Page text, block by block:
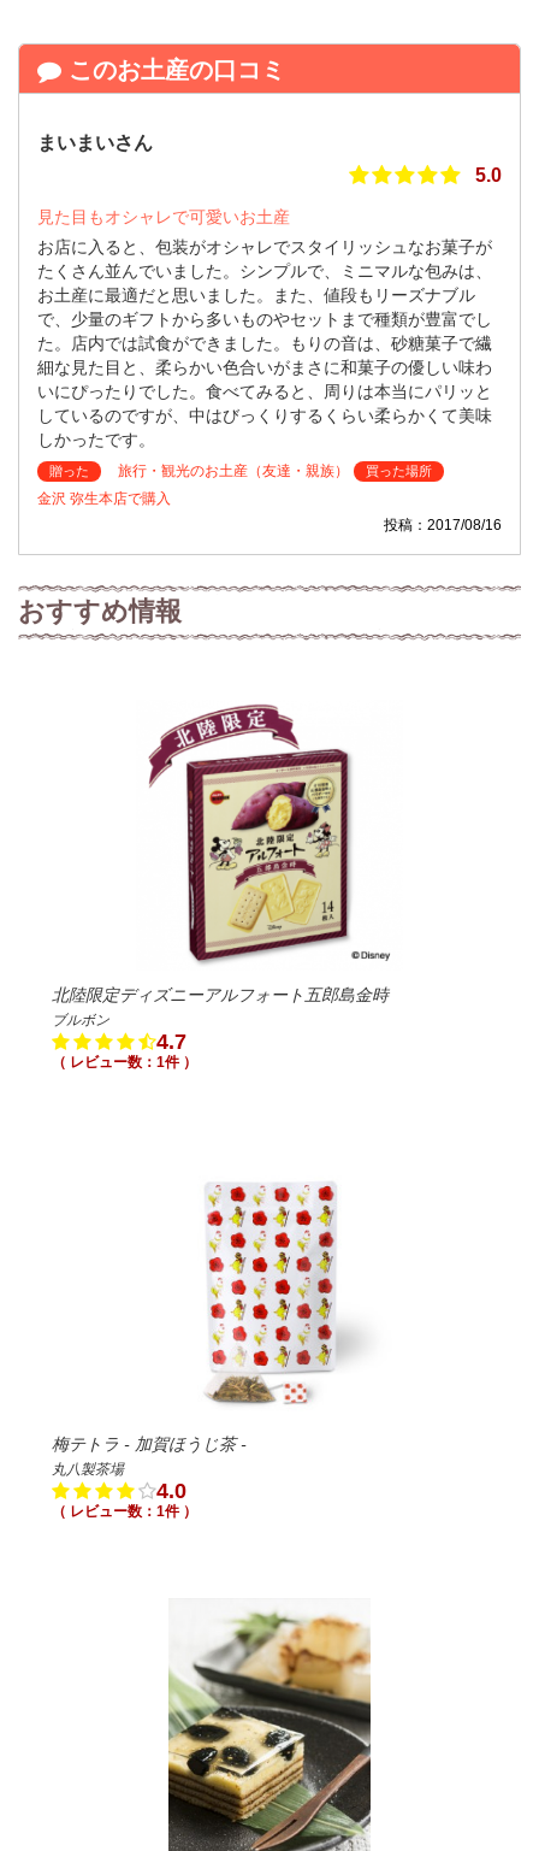
このお土産の口コミ
まいまいさん
5.0
見た目もオシャレで可愛いお土産
お店に入ると、包装がオシャレでスタイリッシュなお菓子が
たくさん並んでいました。シンプルで、ミニマルな包みは、
お土産に最適だと思いました。また、値段もリーズナブル
で、少量のギフトから多いものやセットまで種類が豊富でし
た。店内では試食ができました。もりの音は、砂糖菓子で繊
細な見た目と、柔らかい色合いがまさに和菓子の優しい味わ
いにぴったりでした。食べてみると、周りは本当にパリッと
しているのですが、中はびっくりするくらい柔らかくて美味
しかったです。
贈った 旅行・観光のお土産（友達・親族） 買った場所
金沢 弥生本店で購入
投稿：2017/08/16
おすすめ情報
北陸限定ディズニーアルフォート五郎島金時
ブルボン
4.7
（ レビュー数：1件 ）
梅テトラ - 加賀ほうじ茶 -
丸八製茶場
4.0
（ レビュー数：1件 ）